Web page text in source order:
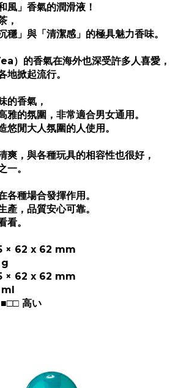
風」香氣的潤滑液！
，
穩」與「清潔感」的極具魅力香味。
）的香氣在海外也深受許多人喜愛，
地掀起流行。
的香氣，
雅的氛圍，非常適合男女通用。
悠閒大人氛圍的人使用。
爽，與各種玩具的相容性也很好，
一。
各種場合發揮作用。
產，品質安心可靠。
看。
× 62 x 62 mm
× 62 x 62 mm
ml
高い